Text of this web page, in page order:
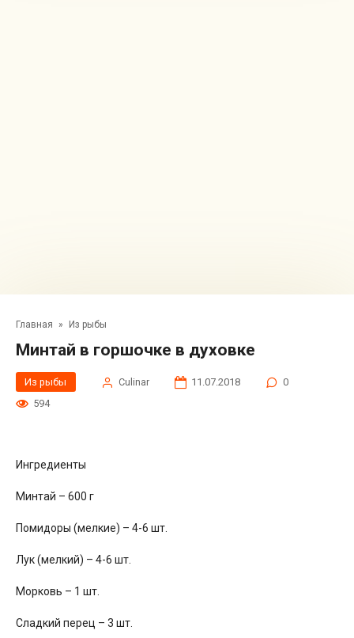
Главная » Из рыбы
Минтай в горшочке в духовке
Из рыбы Сulinar 11.07.2018
0
594
Ингредиенты
Минтай – 600 г
Помидоры (мелкие) – 4-6 шт.
Лук (мелкий) – 4-6 шт.
Морковь – 1 шт.
Сладкий перец – 3 шт.